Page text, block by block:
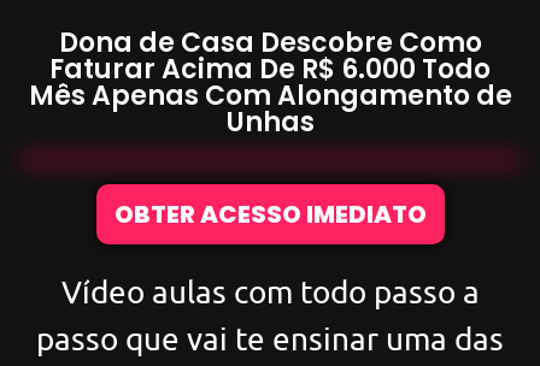
Dona de Casa Descobre Como
Faturar Acima De R$ 6.000 Todo
Mês Apenas ComAlongamento de
Unhas
OBTER ACESSO IMEDIATO
Vídeo aulas com todo passo a
passo que vai te ensinar uma das